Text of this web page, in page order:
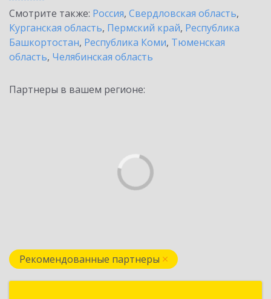
Смотрите также: Россия, Свердловская область,
Курганская область, Пермский край, Республика
Башкортостан, Республика Коми, Тюменская
область, Челябинская область
Партнеры в вашем регионе:
Рекомендованные партнеры